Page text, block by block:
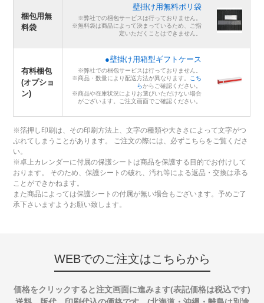
梱包用無
料袋
壁掛け用無料ポリ袋
※弊社での梱包サービスは行っておりません。
※無料袋は商品によって決まっているため、ご指
定いただくことはできません。
有料梱包
(オプショ
ン)
●壁掛け用箱型ギフトケース
※弊社での梱包サービスは行っておりません。
※商品・数量により配送方法が異なります。 こち
らからご確認ください。
※商品や在庫状況によりお選びいただけない場合
がございます。ご注文画面でご確認ください。
※箔押し印刷は、その印刷方法上、文字の種類や大きさによって文字がつ
ぶれてしまうことがあります。 ご注文の際には、必ずこちらをご覧くださ
い。
※卓上カレンダーに付属の保護シートは商品を保護する目的でお付けして
おります。 そのため、保護シートの破れ、汚れ等による返品・交換は承る
ことができかねます。
また商品によっては保護シートの付属が無い場合もございます。予めご了
承下さいますようお願い致します。
WEBでのご注文はこちらから
価格をクリックすると注文画面に進みます(表記価格は税込です)